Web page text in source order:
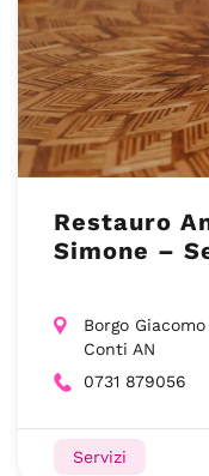
Restauro Antico
Simone –
Borgo
Conti AN
0731 879056
Servizi